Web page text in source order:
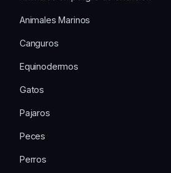
Animales Marinos
Canguros
Equinodermos
Gatos
Pajaros
Peces
Perros